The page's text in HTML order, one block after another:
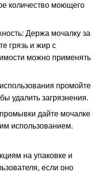
количество моющего
Держа мочалку за
грязь и жир с
можно применять
промойте
удалить загрязнения.
дайте мочалке
использованием.
на упаковке и
если оно